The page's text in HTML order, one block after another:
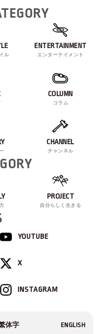
ル
ENTERTAINMENT
エンターテイメント
COLUMN
コラム
CHANNEL
チャンネル
PROJECT
自分らしく生きる
YOUTUBE
X
INSTAGRAM